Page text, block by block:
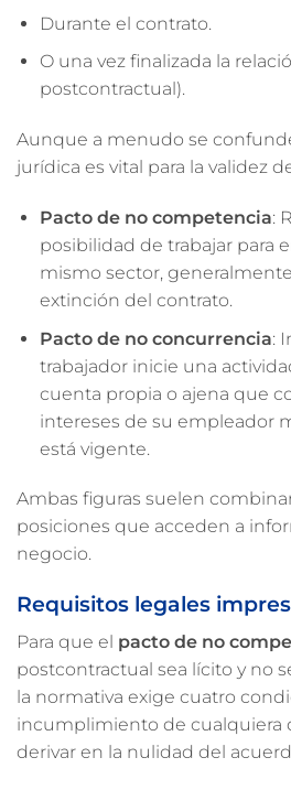
Durante el contrato.
O una vez finalizada la
postcontractual).
Aunque a menudo se
jurídica es vital para la validez
Pacto de no competencia:
posibilidad de trabajar para
mismo sector,
extinción del contrato.
Pacto de no concurrencia:
trabajador inicie una
cuenta propia o ajena que
intereses de su empleador
está vigente.
Ambas figuras suelen
posiciones que acceden a
negocio.
Requisitos legales
Para que el pacto de no
postcontractual sea lícito y no
la normativa exige cuatro
incumplimiento de cualquiera
derivar en la nulidad del